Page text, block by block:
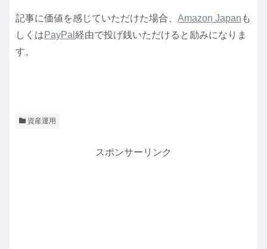
記事に価値を感じていただけた場合、 Amazon Japan も
しくはPayPal 経由で投げ銭いただけると励みになりま
す。
資産運用
スポンサーリンク